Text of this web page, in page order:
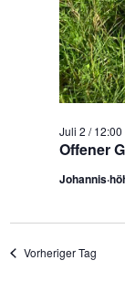
Offener
Juli 2 / 12:00
Vorheriger Tag